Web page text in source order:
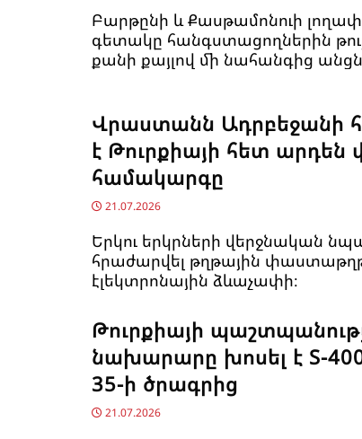
Բարթընի և Քասթամոնուի
գետակը հանգստացողներին
քանի քայլով մի նահանգից
Վրաստանն Ադրբեջանի
է Թուրքիայի հետ արդեն
համակարգը
21.07.2026
Երկու երկրների վերջնական
հրաժարվել թղթային
էլեկտրոնային ձևաչափի։
Թուրքիայի
նախարարը խոսել է S-
35-ի ծրագրից
21.07.2026